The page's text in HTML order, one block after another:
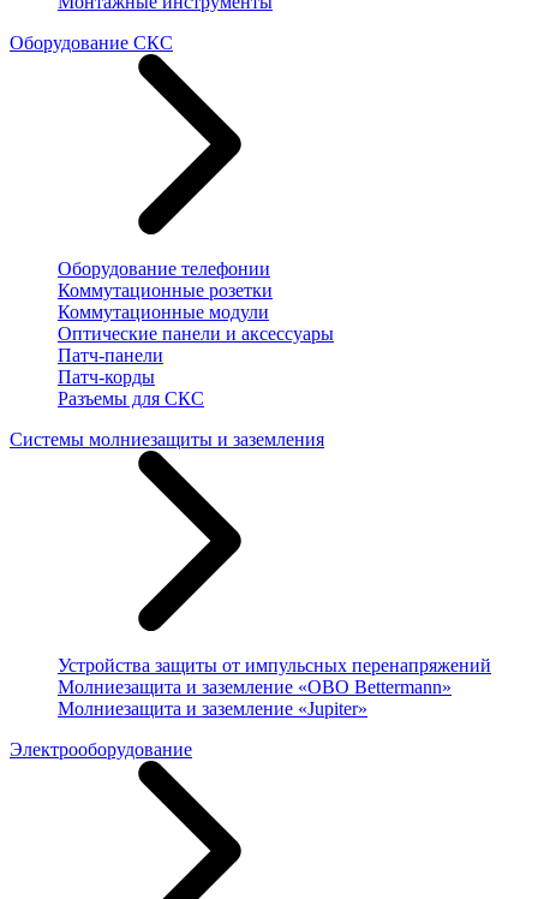
Оборудование СКС
Оборудование телефонии
Коммутационные розетки
Коммутационные модули
Оптические панели и аксессуары
Патч-панели
Патч-корды
Разъемы для СКС
Системы молниезащиты и заземления
Устройства защиты от импульсных перенапряжений
Молниезащита и заземление «OBO Bettermann»
Молниезащита и заземление «Jupiter»
Электрооборудование